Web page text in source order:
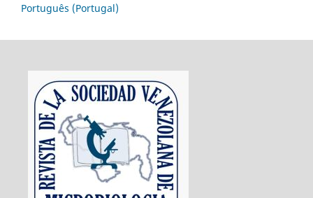
Português (Portugal)